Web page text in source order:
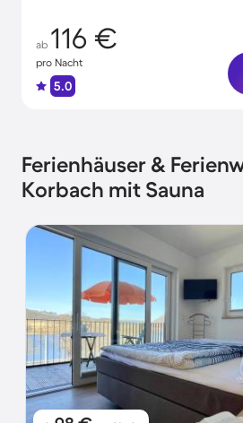
ab 116 €
pro Nacht
5.0
Ferienhäuser &
Korbach mit Sauna